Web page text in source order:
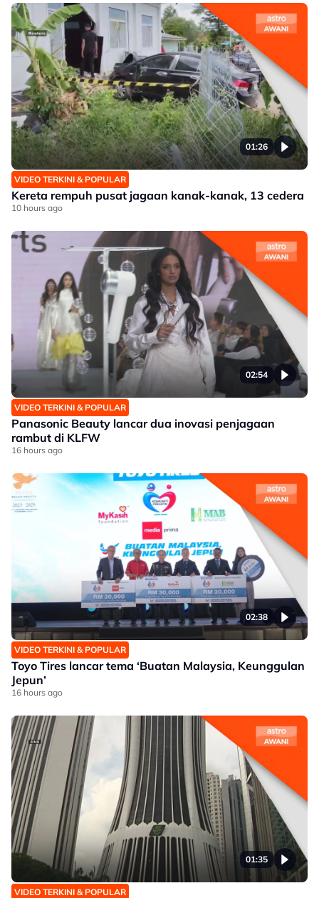
01:26
VIDEO TERKINI & POPULAR
Kereta rempuh pusat jagaan kanak-kanak, 13 cedera
10 hours ago
02:54
VIDEO TERKINI & POPULAR
Panasonic Beauty lancar dua inovasi penjagaan
rambut di KLFW
16 hours ago
02:38
VIDEO TERKINI & POPULAR
Toyo Tires lancar tema ‘Buatan Malaysia, Keunggulan
Jepun’
16 hours ago
01:35
VIDEO TERKINI & POPULAR